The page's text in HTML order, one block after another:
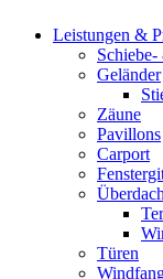
Leis­tun­gen &
Gelän­der
Zäu­ne
Pavil­lons
Car­port
Türen